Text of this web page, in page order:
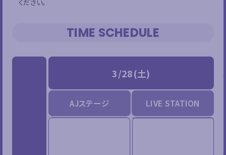
ください。
TIME SCHEDULE
3/28(土)
AJステージ LIVE STATION